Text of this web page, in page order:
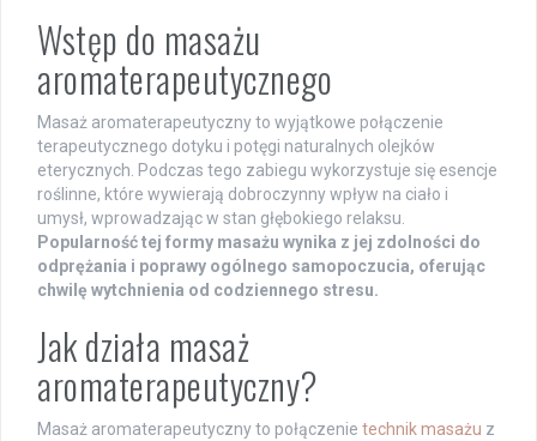
Wstęp do masażu
aromaterapeutycznego
Masaż aromaterapeutyczny to wyjątkowe połączenie
terapeutycznego dotyku i potęgi naturalnych olejków
eterycznych. Podczas tego zabiegu wykorzystuje się esencje
roślinne, które wywierają dobroczynny wpływ na ciało i
umysł, wprowadzając w stan głębokiego relaksu.
Popularność tej formy masażu wynika z jej zdolności do
odprężania i poprawy ogólnego samopoczucia, oferując
chwilę wytchnienia od codziennego stresu.
Jak działa masaż
aromaterapeutyczny?
Masaż aromaterapeutyczny to połączenie technik masażu z